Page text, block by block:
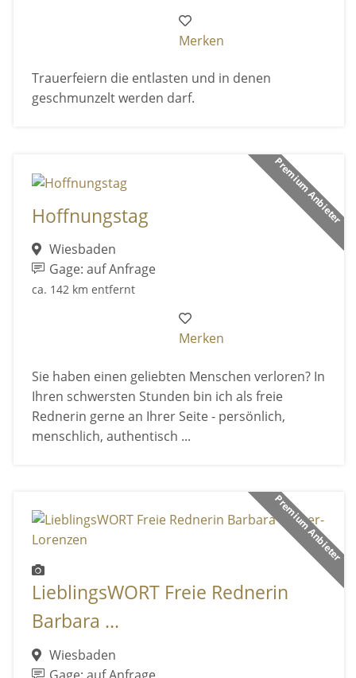
Merken
Trauerfeiern die entlasten und in denen
geschmunzelt werden darf.
Premium Anbieter
Hoffnungstag
Wiesbaden
Gage: auf Anfrage
ca. 142 km entfernt
Merken
Sie haben einen geliebten Menschen verloren? In
Ihren schwersten Stunden bin ich als freie
Rednerin gerne an Ihrer Seite - persönlich,
menschlich, authentisch ...
Premium Anbieter
LieblingsWORT Freie Rednerin
Barbara ...
Wiesbaden
Gage: auf Anfrage